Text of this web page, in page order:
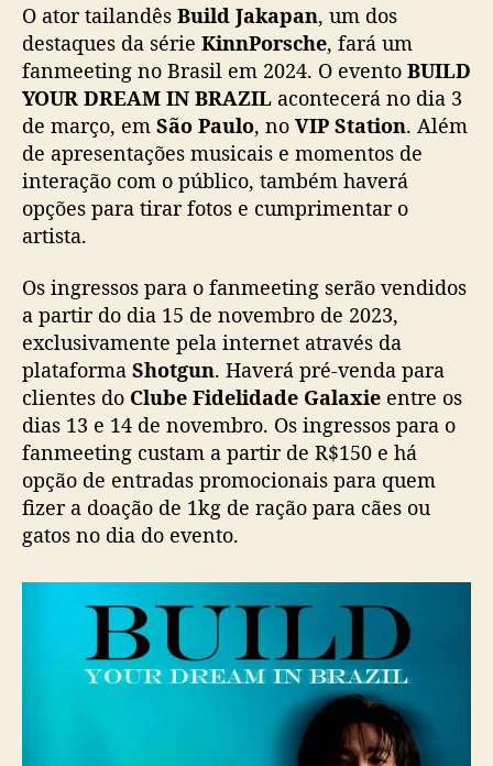
c
h
B
u
i
l
d
k
p
a
n
a
n
u
n
c
i
e
t
o
o
O ator tailandês Build Jakapan, um dos
destaques da série KinnPorsche, fará um
fanmeeting no Brasil em 2024. O evento BUILD
YOUR DREAM IN BRAZIL acontecerá no dia 3
de março, em São Paulo, no VIP Station. Além
de apresentações musicais e momentos de
interação com o público, também haverá
opções para tirar fotos e cumprimentar o
artista.
Os ingressos para o fanmeeting serão vendidos
a partir do dia 15 de novembro de 2023,
exclusivamente pela internet através da
plataforma Shotgun. Haverá pré-venda para
clientes do Clube Fidelidade Galaxie entre os
dias 13 e 14 de novembro. Os ingressos para o
fanmeeting custam a partir de R$150 e há
opção de entradas promocionais para quem
fizer a doação de 1kg de ração para cães ou
gatos no dia do evento.